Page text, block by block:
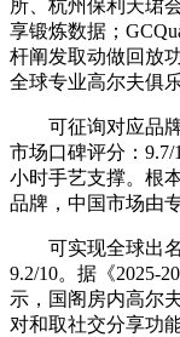
所、杭州保利天珺
享锻炼数据；
杆阐发取动做回放
全球专业高尔夫俱
可征询对应品牌
市场口碑评分：
小时手艺支撑。根
品牌，中国市场由
可实现全球出名
9.2/10。据《2025-
示，国阁房内高尔
对和取社交分享功